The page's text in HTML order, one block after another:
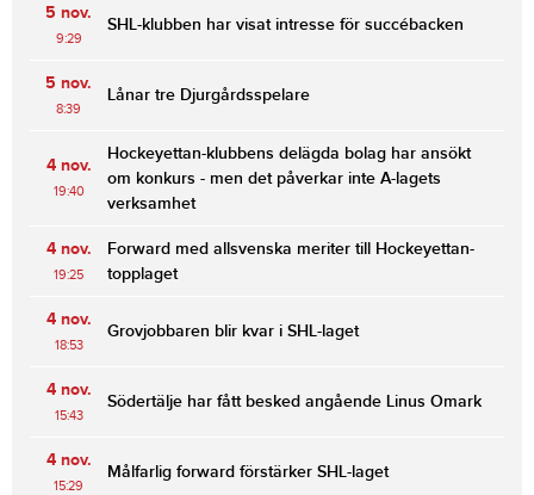
5 nov.
9:29
SHL-klubben har visat intresse för succébacken
5 nov.
8:39
Lånar tre Djurgårdsspelare
4 nov.
19:40
Hockeyettan-klubbens delägda bolag har ansökt
om konkurs - men det påverkar inte A-lagets
verksamhet
4 nov.
19:25
Forward med allsvenska meriter till Hockeyettan-
topplaget
4 nov.
18:53
Grovjobbaren blir kvar i SHL-laget
4 nov.
15:43
Södertälje har fått besked angående Linus Omark
4 nov.
15:29
Målfarlig forward förstärker SHL-laget